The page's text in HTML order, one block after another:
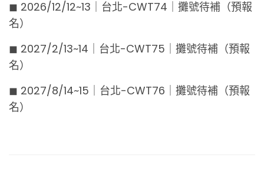
◼︎ 2026/12/12~13｜台北-CWT74｜攤號待補（預報
名）
◼︎ 2027/2/13~14｜台北-CWT75｜攤號待補（預報
名）
◼︎ 2027/8/14~15｜台北-CWT76｜攤號待補（預報
名）